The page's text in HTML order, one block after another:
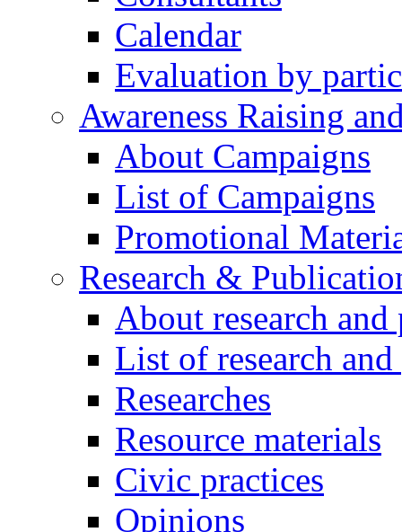
Calendar
Evaluation by
Awareness Raising
About Campaigns
List of Campaigns
Promotional
Research &
About research
List of research
Researches
Resource materials
Civic practices
Opinions